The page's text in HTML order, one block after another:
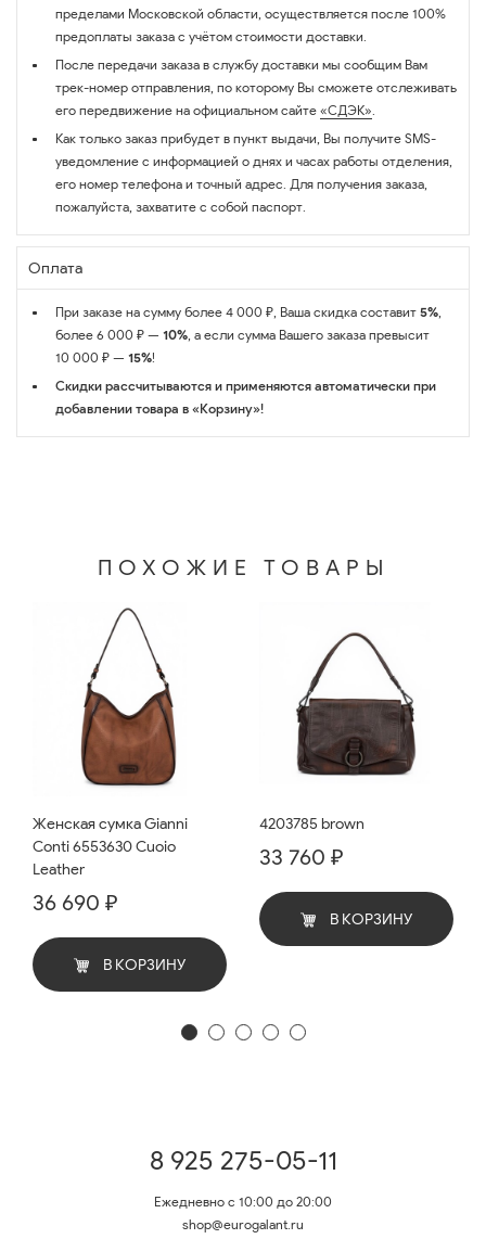
пределами Московской области, осуществляется после 100%
предоплаты заказа с учётом стоимости доставки.
После передачи заказа в службу доставки мы сообщим Вам
трек-номер отправления, по которому Вы сможете отслеживать
его передвижение на официальном сайте «СДЭК».
Как только заказ прибудет в пункт выдачи, Вы получите SMS-
уведомление с информацией о днях и часах работы отделения,
его номер телефона и точный адрес. Для получения заказа,
пожалуйста, захватите с собой паспорт.
Оплата
При заказе на сумму более 4 000 ₽, Ваша скидка составит 5%,
более 6 000 ₽ — 10%, а если сумма Вашего заказа превысит
10 000 ₽ — 15%!
Скидки рассчитываются и применяются автоматически при
добавлении товара в «Корзину»!
ПОХОЖИЕ ТОВАРЫ
Женская сумка Gianni
Conti 6553630 Cuoio
Leather
36 690 ₽
В КОРЗИНУ
4203785 brown
33 760 ₽
В КОРЗИНУ
8 925 275-05-11
Ежедневно с 10:00 до 20:00
shop@eurogalant.ru